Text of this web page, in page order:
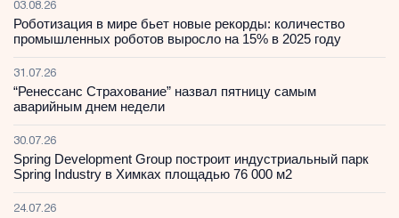
03.08.26
Роботизация в мире бьет новые рекорды: количество
промышленных роботов выросло на 15% в 2025 году
31.07.26
“Ренессанс Страхование” назвал пятницу самым
аварийным днем недели
30.07.26
Spring Development Group построит индустриальный парк
Spring Industry в Химках площадью 76 000 м2
24.07.26